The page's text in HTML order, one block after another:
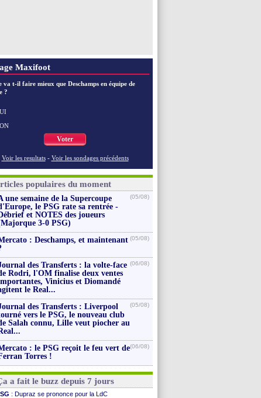
Maxifoot
va t-il faire mieux que Deschamps en équipe de
?
Voter
Voir les resultats - Voir les sondages précédents
populaires du moment
une semaine de la Supercoupe
le PSG rate sa rentrée -
et NOTES des joueurs
3-0 PSG)
(05/08)
: Deschamps, et maintenant (05/08)
des Transferts : la volte-face
Rodri, l'OM finalise deux ventes
Vinicius et Diomandé
le Real...
(06/08)
des Transferts : Liverpool
vers le PSG, le nouveau club
Salah connu, Lille veut piocher au
(05/08)
: le PSG reçoit le feu vert de
Torres !
(06/08)
a fait le buzz depuis 7 jours
: Dupraz se prononce pour la LdC